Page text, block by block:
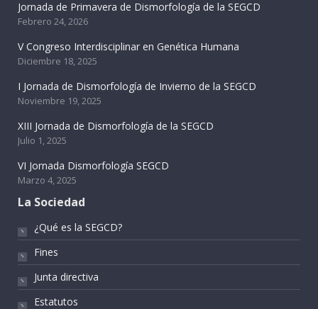
Jornada de Primavera de Dismorfología de la SEGCD
Febrero 24, 2026
V Congreso Interdisciplinar en Genética Humana
Diciembre 18, 2025
I Jornada de Dismorfología de Invierno de la SEGCD
Noviembre 19, 2025
XIII Jornada de Dismorfología de la SEGCD
Julio 1, 2025
VI Jornada Dismorfología SEGCD
Marzo 4, 2025
La Sociedad
¿Qué es la SEGCD?
Fines
Junta directiva
Estatutos